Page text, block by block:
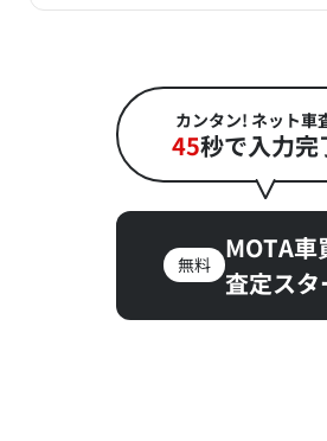
カンタン! ネット車
45秒で入力
無料
MOTA車
査定スタ